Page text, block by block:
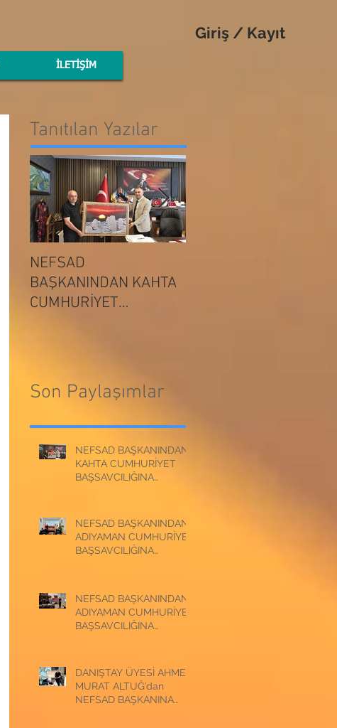
İLETİŞİM
Giriş / Kayıt
Tanıtılan Yazılar
NEFSAD
BAŞKANINDAN KAHTA
CUMHURİYET
Son Paylaşımlar
NEFSAD BAŞKANINDAN
KAHTA CUMHURİYET
BAŞSAVCILIĞINA
NEFSAD BAŞKANINDAN
ADIYAMAN CUMHURİYET
BAŞSAVCILIĞINA
NEFSAD BAŞKANINDAN
ADIYAMAN CUMHURİYET
BAŞSAVCILIĞINA
DANIŞTAY ÜYESİ AHMET
MURAT ALTUĞ’dan
NEFSAD BAŞKANINA